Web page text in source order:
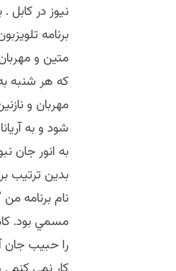
نيوز در كابل
برنامه
متين و
كه هر شنبه
شود و به
به انور جان
نام برنامه
مسمي بود.
را حبيب جان